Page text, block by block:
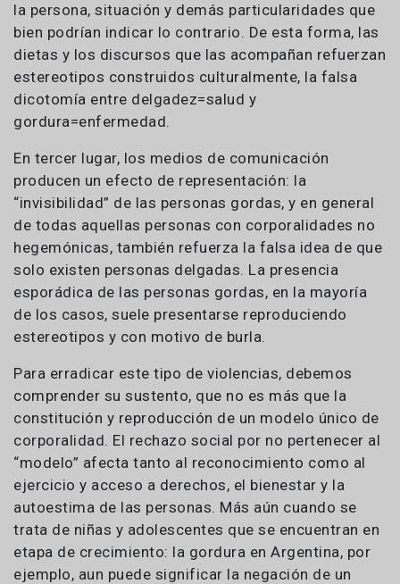
la persona, situación y demás particularidades que
bien podrían indicar lo contrario. De esta forma, las
dietas y los discursos que las acompañan refuerzan
estereotipos construidos culturalmente, la falsa
dicotomía entre delgadez=salud y
gordura=enfermedad.
En tercer lugar, los medios de comunicación
producen un efecto de representación: la
“invisibilidad” de las personas gordas, y en general
de todas aquellas personas con corporalidades no
hegemónicas, también refuerza la falsa idea de que
solo existen personas delgadas. La presencia
esporádica de las personas gordas, en la mayoría
de los casos, suele presentarse reproduciendo
estereotipos y con motivo de burla.
Para erradicar este tipo de violencias, debemos
comprender su sustento, que no es más que la
constitución y reproducción de un modelo único de
corporalidad. El rechazo social por no pertenecer al
“modelo” afecta tanto al reconocimiento como al
ejercicio y acceso a derechos, el bienestar y la
autoestima de las personas. Más aún cuando se
trata de niñas y adolescentes que se encuentran en
etapa de crecimiento: la gordura en Argentina, por
ejemplo, aun puede significar la negación de un